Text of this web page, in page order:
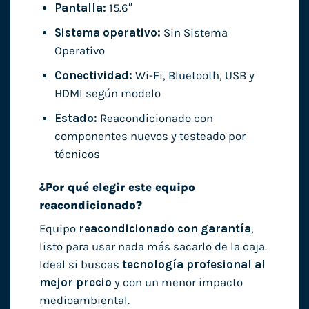
Pantalla: 15.6″
Sistema operativo: Sin Sistema
Operativo
Conectividad: Wi-Fi, Bluetooth, USB y
HDMI según modelo
Estado: Reacondicionado con
componentes nuevos y testeado por
técnicos
¿Por qué elegir este equipo
reacondicionado?
Equipo reacondicionado con garantía,
listo para usar nada más sacarlo de la caja.
Ideal si buscas tecnología profesional al
mejor precio y con un menor impacto
medioambiental.